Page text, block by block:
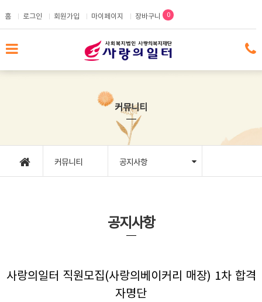
홈 로그인 회원가입 마이페이지 장바구니 0
커뮤니티
커뮤니티 공지사항
공지사항
사랑의일터 직원모집(사랑의베이커리 매장) 1차 합격
자명단